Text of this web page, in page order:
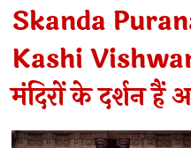
Skanda
Kashi
मंदिरों के दर्शन हैं